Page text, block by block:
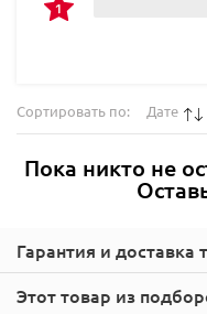
Этот товар из
Гарантия и доставка
Сортировать по: Дате
Пока никто не